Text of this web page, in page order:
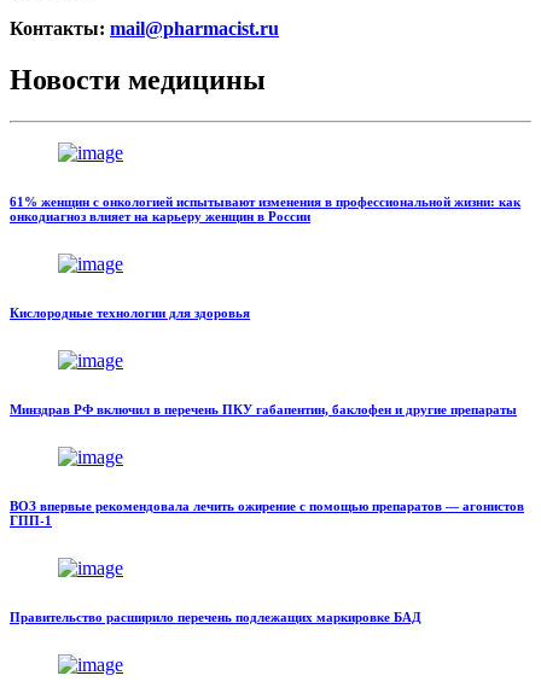
Контакты: mail@pharmacist.ru
Новости медицины
61% женщин с онкологией испытывают изменения в профессиональной жизни: как
онкодиагноз влияет на карьеру женщин в России
Кислородные технологии для здоровья
Минздрав РФ включил в перечень ПКУ габапентин, баклофен и другие препараты
ВОЗ впервые рекомендовала лечить ожирение с помощью препаратов — агонистов
ГПП-1
Правительство расширило перечень подлежащих маркировке БАД